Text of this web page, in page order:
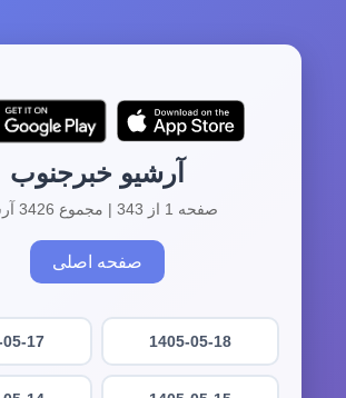
آرشیو خبرجنوب
صفحه 1 از 343 | مجموع 3426 آرشیو
صفحه اصلی
1405-05-18
05-17